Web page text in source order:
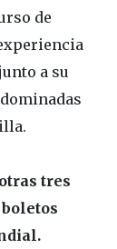
de
a su
tres